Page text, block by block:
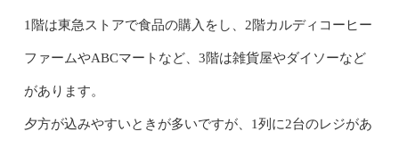
1階は東急ストアで食品の購入をし、2階カルディコーヒー
ファームやABCマートなど、3階は雑貨屋やダイソーなど
があります。
夕方が込みやすいときが多いですが、1列に2台のレジがあ